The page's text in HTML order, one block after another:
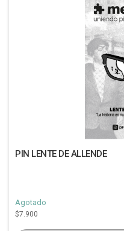
PIN LENTE DE ALLENDE
Agotado
$7.900